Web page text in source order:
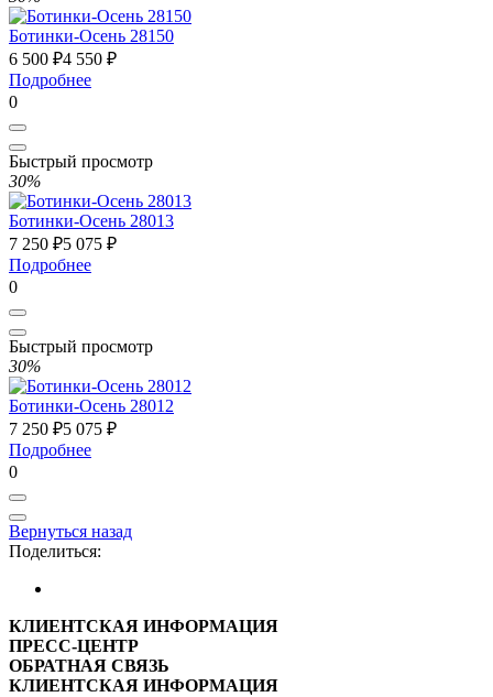
Ботинки-Осень 28150
6 500 ₽4 550 ₽
Подробнее
0
Быстрый просмотр
30%
Ботинки-Осень 28013
7 250 ₽5 075 ₽
Подробнее
0
Быстрый просмотр
30%
Ботинки-Осень 28012
7 250 ₽5 075 ₽
Подробнее
0
Вернуться назад
Поделиться:
КЛИЕНТСКАЯ ИНФОРМАЦИЯ
ПРЕСС-ЦЕНТР
ОБРАТНАЯ СВЯЗЬ
КЛИЕНТСКАЯ ИНФОРМАЦИЯ